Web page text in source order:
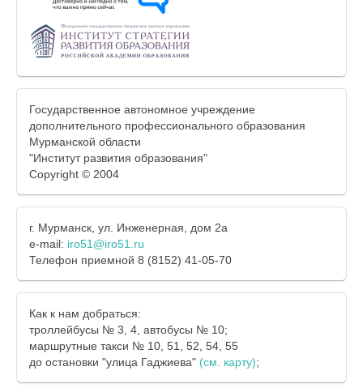
Государственное автономное учреждение
дополнительного профессионального образования
Мурманской области
"Институт развития образования"
Copyright © 2004
г. Мурманск, ул. Инженерная, дом 2а
e-mail: iro51@iro51.ru
Телефон приемной 8 (8152) 41-05-70
Как к нам добраться:
троллейбусы № 3, 4, автобусы № 10;
маршрутные такси № 10, 51, 52, 54, 55
до остановки "улица Гаджиева" (см. карту);